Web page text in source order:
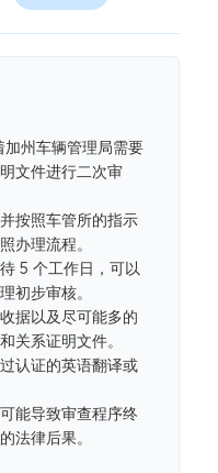
州车辆管理局需要
文件进行二次审
按照车管所的指示
办理流程。
5 个工作日，可以
初步审核。
据以及尽可能多的
关系证明文件。
认证的英语翻译或
能导致审查程序终
法律后果。